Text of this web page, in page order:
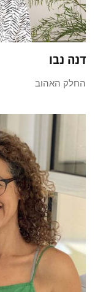
דנה נבו
החלק האהוב